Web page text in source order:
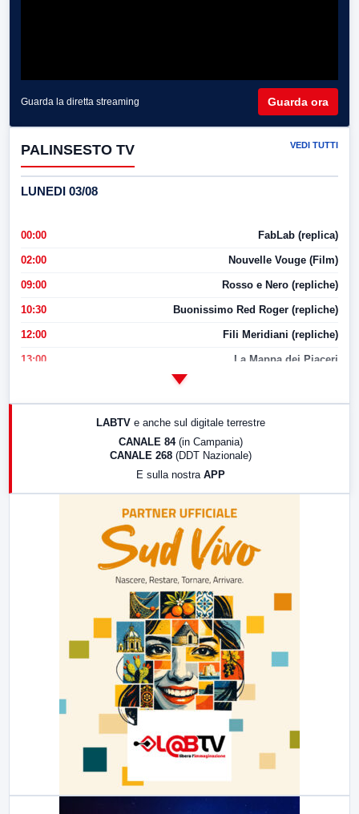
Guarda la diretta streaming Guarda ora
PALINSESTO TV VEDI TUTTI
LUNEDI 03/08
00:00 FabLab (replica)
02:00 Nouvelle Vouge (Film)
09:00 Rosso e Nero (repliche)
10:30 Buonissimo Red Roger (repliche)
12:00 Fili Meridiani (repliche)
13:00 La Mappa dei Piaceri
17:00 LabNews (replica)
LABTV e anche sul digitale terrestre
CANALE 84 (in Campania)
CANALE 268 (DDT Nazionale)
E sulla nostra APP